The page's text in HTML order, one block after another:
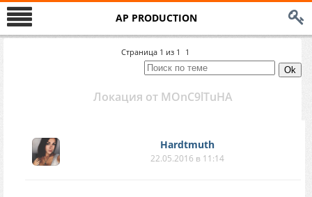
AP PRODUCTION
Страница 1 из 1 1
Локация от MOnC9lTuHA
Hardtmuth
22.05.2016 в 11:14